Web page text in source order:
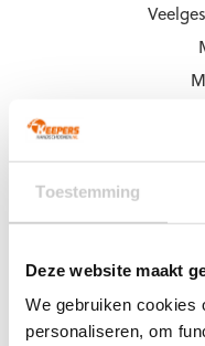
Toestemming
Deze website maakt
We gebruiken cookies
personaliseren, om